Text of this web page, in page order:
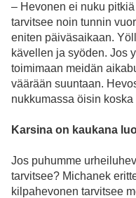
– Hevonen ei nuku
tarvitsee noin tunnin
eniten päiväsaikaan.
kävellen ja syöden. Jos
toimimaan meidän
väärään suuntaan.
nukkumassa öisin
Karsina on kaukana
Jos puhumme
tarvitsee? Michanek
kilpahevonen tarvitsee